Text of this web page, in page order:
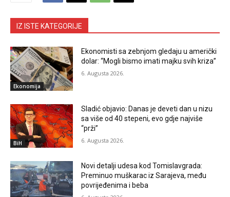
IZ ISTE KATEGORIJE
Ekonomija
Ekonomisti sa zebnjom gledaju u američki
dolar: “Mogli bismo imati majku svih kriza”
6. Augusta 2026.
BiH
Sladić objavio: Danas je deveti dan u nizu
sa više od 40 stepeni, evo gdje najviše
“prži”
6. Augusta 2026.
Novi detalji udesa kod Tomislavgrada:
Preminuo muškarac iz Sarajeva, među
povrijeđenima i beba